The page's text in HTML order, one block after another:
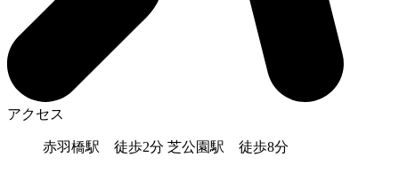
アクセス
赤羽橋駅 徒歩2分 芝公園駅 徒歩8分